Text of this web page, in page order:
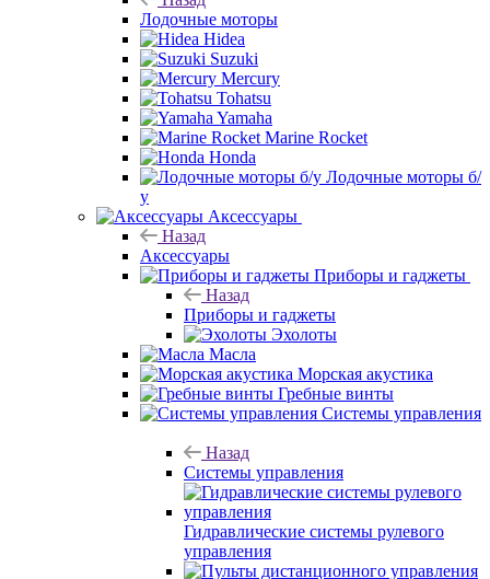
Лодочные моторы
Hidea
Suzuki
Mercury
Tohatsu
Yamaha
Marine Rocket
Honda
Лодочные моторы б/
у
Аксессуары
Назад
Аксессуары
Приборы и гаджеты
Назад
Приборы и гаджеты
Эхолоты
Масла
Морская акустика
Гребные винты
Системы управления
Назад
Системы управления
Гидравлические системы рулевого
управления